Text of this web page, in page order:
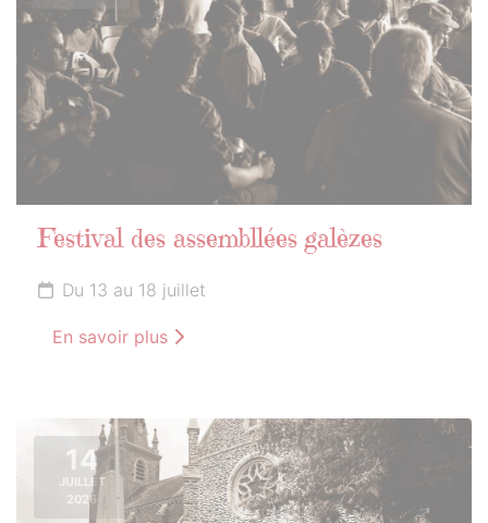
Festival des assembllées galèzes
Du 13 au 18 juillet
En savoir plus
14
JUILLET
2026